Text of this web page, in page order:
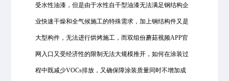
受水性油漆，但是由于水性自干型油漆无法满足钢结构企
业快速干燥和全气候施工的特殊需求，加上钢结构件又是
大型构件，无法进行烘烤施工，而双组份蘑菇视频APP官
网入口又受经济性的限制无法大规模推开，如何在涂装过
程中既减少VOCs排放，又确保障涂装质量同时不增加成